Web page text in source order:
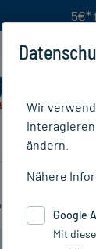
5€*
Ratgeber
/ Einzelmittel
Wir
ändern.
Nähere
Google
Mit